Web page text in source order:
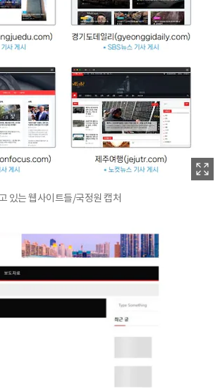
있는 웹사이트들/국정원 캡처